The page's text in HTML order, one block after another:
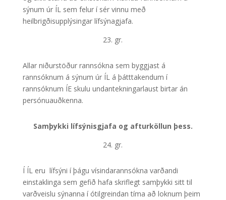
sýnum úr ÍL sem felur í sér vinnu með
heilbrigðisupplýsingar lífsýnagjafa.
23. gr.
Allar niðurstöður rannsókna sem byggjast á
rannsóknum á sýnum úr ÍL á þátttakendum í
rannsóknum ÍE skulu undantekningarlaust birtar án
persónuauðkenna.
Samþykki lífsýnisgjafa og afturköllun þess.
24. gr.
Í ÍL eru lífsýni í þágu vísindarannsókna varðandi
einstaklinga sem gefið hafa skriflegt samþykki sitt til
varðveislu sýnanna í ótilgreindan tíma að loknum þeim